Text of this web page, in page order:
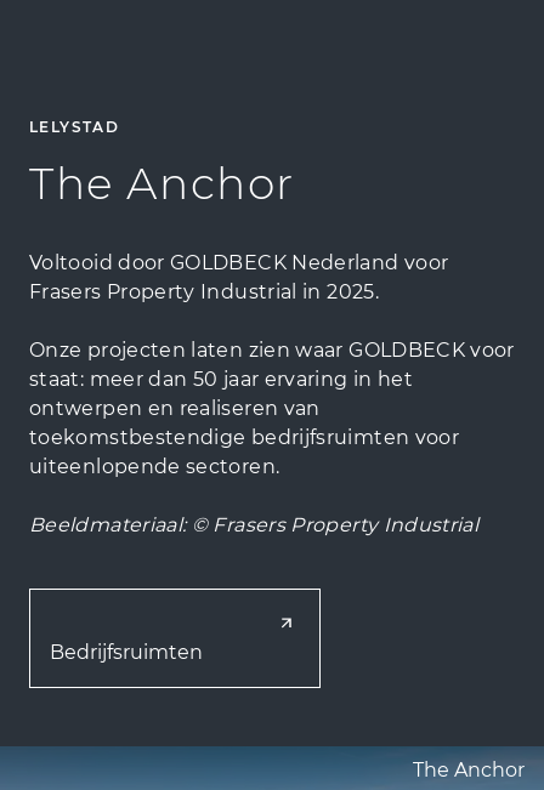
LELYSTAD
The Anchor
Voltooid door GOLDBECK Nederland voor
Frasers Property Industrial in 2025.
Onze projecten laten zien waar GOLDBECK voor
staat: meer dan 50 jaar ervaring in het
ontwerpen en realiseren van
toekomstbestendige bedrijfsruimten voor
uiteenlopende sectoren.
Beeldmateriaal: © Frasers Property Industrial
Bedrijfsruimten
The Anchor